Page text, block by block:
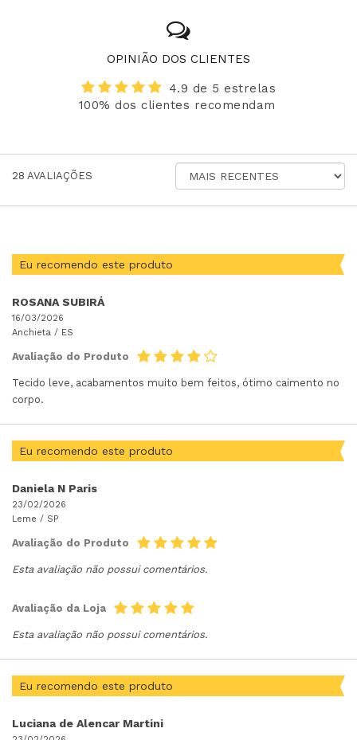
OPINIÃO DOS CLIENTES
4.9 de 5 estrelas
100% dos clientes recomendam
28 AVALIAÇÕES
AVALIAÇÕES
Eu recomendo este produto
ROSANA SUBIRÁ
16/03/2026
Anchieta / ES
Avaliação do Produto
Tecido leve, acabamentos muito bem feitos, ótimo caimento no
corpo.
Eu recomendo este produto
Daniela N Paris
23/02/2026
Leme / SP
Avaliação do Produto
Esta avaliação não possui comentários.
Avaliação da Loja
Esta avaliação não possui comentários.
Eu recomendo este produto
Luciana de Alencar Martini